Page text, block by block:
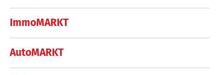
ImmoMARKT
AutoMARKT